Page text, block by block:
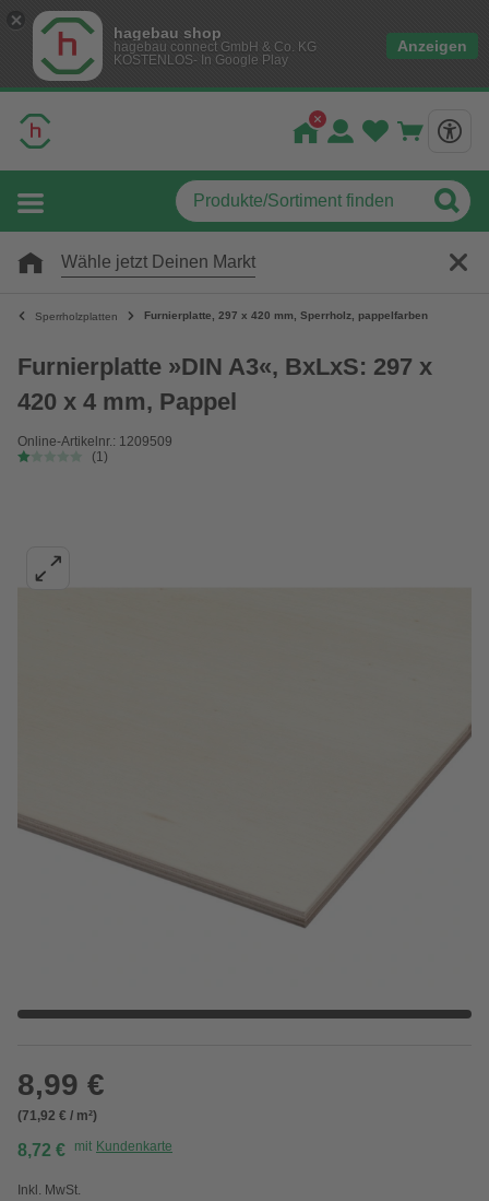
hagebau shop
hagebau connect GmbH & Co. KG
KOSTENLOS- In Google Play
Anzeigen
Wähle jetzt Deinen Markt
Sperrholzplatten Furnierplatte, 297 x 420 mm, Sperrholz, pappelfarben
Furnierplatte »DIN A3«, BxLxS: 297 x
420 x 4 mm, Pappel
Online-Artikelnr.: 1209509
(1)
8,99 €
(71,92 € / m²)
8,72 € mit Kundenkarte
Inkl. MwSt.